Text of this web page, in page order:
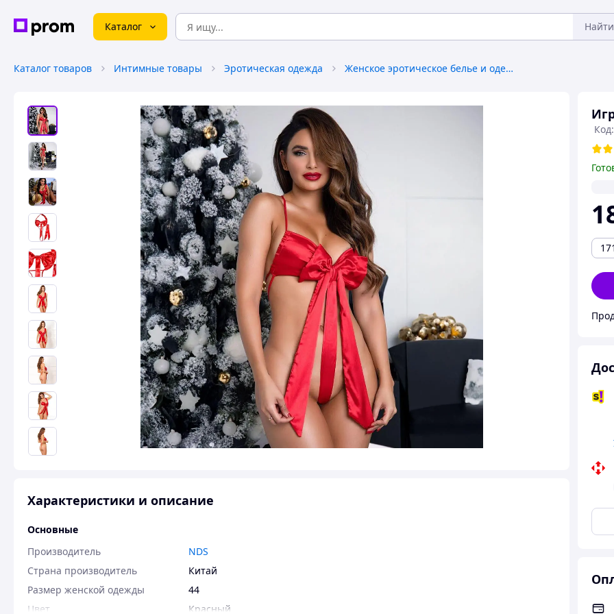
Каталог Найти
Каталог товаров Интимные товары Эротическая одежда Женское эротическое белье и одежда
Характеристики и описание
Основные
Производитель
NDS
Страна производитель
Китай
Размер женской одежды
44
Цвет
Красный